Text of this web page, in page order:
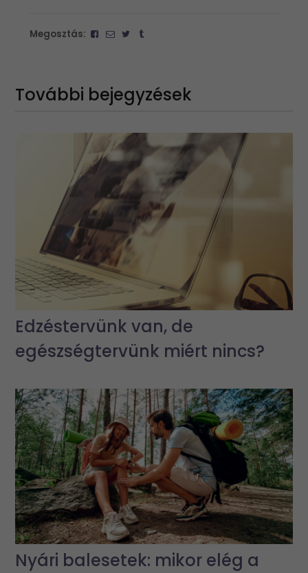
Megosztás:
További bejegyzések
Edzéstervünk van, de
egészségtervünk miért nincs?
Nyári balesetek: mikor elég a